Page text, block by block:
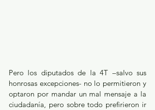
Pero los diputados de la 4T –salvo sus
honrosas excepciones- no lo permitieron y
optaron por mandar un mal mensaje a la
ciudadanía, pero sobre todo prefirieron ir